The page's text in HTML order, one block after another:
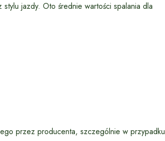
jazdy. Oto średnie wartości spalania dla
przez producenta, szczególnie w przypadku